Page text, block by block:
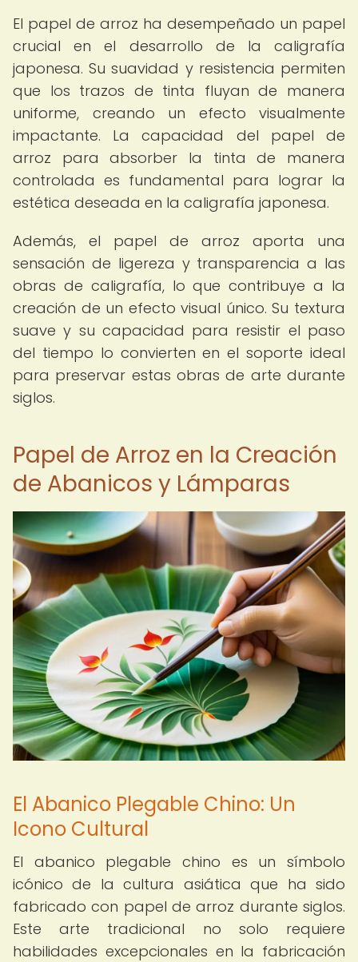
El papel de arroz ha desempeñado un papel
crucial en el desarrollo de la caligrafía
japonesa. Su suavidad y resistencia permiten
que los trazos de tinta fluyan de manera
uniforme, creando un efecto visualmente
impactante. La capacidad del papel de
arroz para absorber la tinta de manera
controlada es fundamental para lograr la
estética deseada en la caligrafía japonesa.
Además, el papel de arroz aporta una
sensación de ligereza y transparencia a las
obras de caligrafía, lo que contribuye a la
creación de un efecto visual único. Su textura
suave y su capacidad para resistir el paso
del tiempo lo convierten en el soporte ideal
para preservar estas obras de arte durante
siglos.
Papel de Arroz en la Creación
de Abanicos y Lámparas
El Abanico Plegable Chino: Un
Icono Cultural
El abanico plegable chino es un símbolo
icónico de la cultura asiática que ha sido
fabricado con papel de arroz durante siglos.
Este arte tradicional no solo requiere
habilidades excepcionales en la fabricación